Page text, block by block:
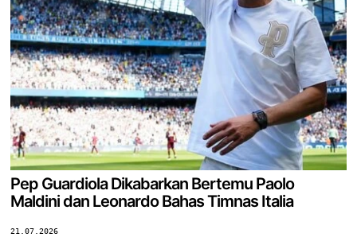
Pep Guardiola Dikabarkan Bertemu Paolo
Maldini dan Leonardo Bahas Timnas Italia
21.07.2026